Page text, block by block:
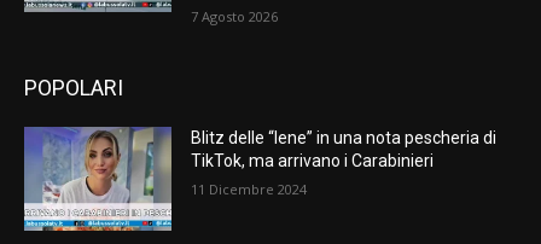
7 Agosto 2026
POPOLARI
Blitz delle “Iene” in una nota pescheria di
TikTok, ma arrivano i Carabinieri
11 Dicembre 2024